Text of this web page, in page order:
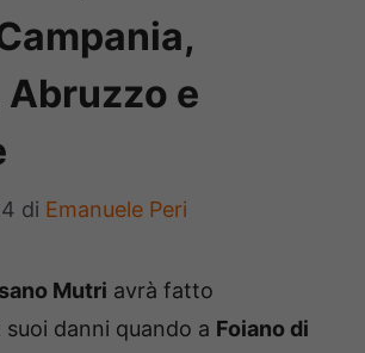
e
di Emanuele Peri
Mutri avrà fatto
danni quando a Foiano di